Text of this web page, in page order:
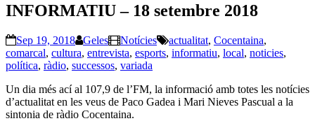
INFORMATIU – 18 setembre 2018
Sep 19, 2018 Geles Notícies actualitat, Cocentaina,
comarcal, cultura, entrevista, esports, informatiu, local, noticies,
política, ràdio, successos, variada
Un dia més ací al 107,9 de l’FM, la informació amb totes les notícies
d’actualitat en les veus de Paco Gadea i Mari Nieves Pascual a la
sintonia de ràdio Cocentaina.